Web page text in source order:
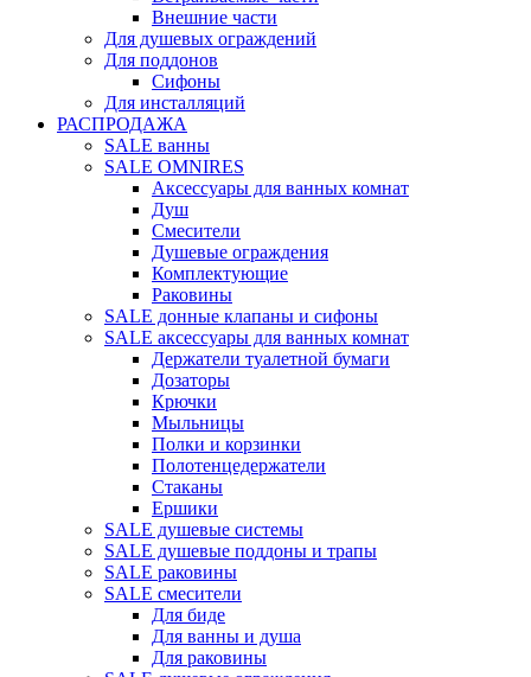
Внешние части
Для душевых ограждений
Для поддонов
Сифоны
Для инсталляций
РАСПРОДАЖА
SALE ванны
SALE OMNIRES
Аксессуары для ванных комнат
Душ
Смесители
Душевые ограждения
Комплектующие
Раковины
SALE донные клапаны и сифоны
SALE аксессуары для ванных комнат
Держатели туалетной бумаги
Дозаторы
Крючки
Мыльницы
Полки и корзинки
Полотенцедержатели
Стаканы
Ершики
SALE душевые системы
SALE душевые поддоны и трапы
SALE раковины
SALE смесители
Для биде
Для ванны и душа
Для раковины